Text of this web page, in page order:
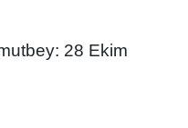
28 Ekim